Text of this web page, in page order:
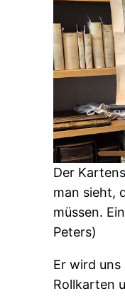
Der
man sieht,
müssen.
Peters)
Er wird
Rollkarten